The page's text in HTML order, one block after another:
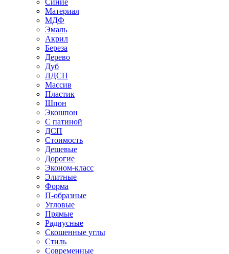
Синие
Материал
МДФ
Эмаль
Акрил
Береза
Дерево
Дуб
ЛДСП
Массив
Пластик
Шпон
Экошпон
С патиной
ДСП
Стоимость
Дешевые
Дорогие
Эконом-класс
Элитные
Форма
П-образные
Угловые
Прямые
Радиусные
Скошенные углы
Стиль
Современные